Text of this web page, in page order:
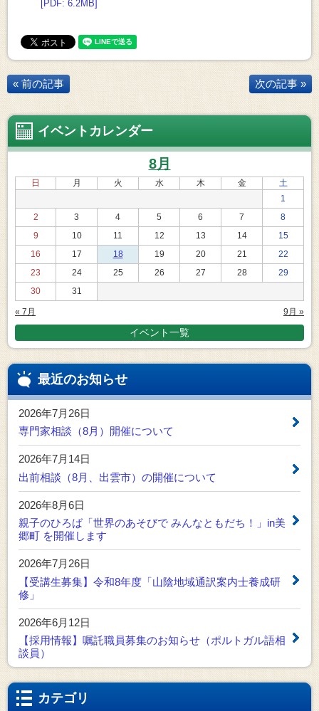
[PDF: 6.2MB]
« 前の記事 次の記事 »
イベントカレンダー
8月
日 月 火 水 木 金
土
1
2
3 4 5 6 7
8
9
10 11 12 13 14
15
16
17 18 19 20 21
22
23
24 25 26 27 28
29
30
31
« 7月 9月 »
イベント一覧
最近のお知らせ
2026年7月26日
専門家相談（8月）開催について
2026年7月14日
出前相談（8月、出雲市）の開催について
2026年8月6日
親子のひろば「世界のあそびで みんなともだち！」in美
郷町 を開催します
2026年7月26日
【受講生募集】令和8年度「山陰地域通訳案内士養成研
修」
2026年6月12日
【採用情報】嘱託職員募集のお知らせ（ポルトガル語相
談員）
カテゴリ